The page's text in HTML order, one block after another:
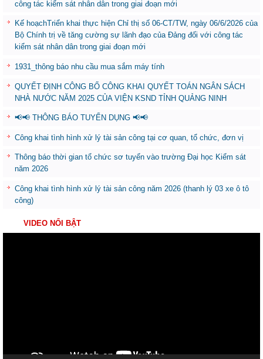
công tác kiểm sát nhân dân trong giai đoạn mới
Kế hoạchTriển khai thực hiện Chỉ thị số 06-CT/TW, ngày 06/6/2026 của
Bộ Chính trị về tăng cường sự lãnh đạo của Đảng đối với công tác
kiểm sát nhân dân trong giai đoạn mới
1931_thông báo nhu cầu mua sắm máy tính
QUYẾT ĐỊNH CÔNG BỐ CÔNG KHAI QUYẾT TOÁN NGÂN SÁCH
NHÀ NƯỚC NĂM 2025 CỦA VIỆN KSND TỈNH QUẢNG NINH
📢📢 THÔNG BÁO TUYỂN DỤNG 📢📢
Công khai tình hình xử lý tài sản công tại cơ quan, tổ chức, đơn vị
Thông báo thời gian tổ chức sơ tuyển vào trường Đại học Kiểm sát
năm 2026
Công khai tình hình xử lý tài sản công năm 2026 (thanh lý 03 xe ô tô
công)
VIDEO NỔI BẬT